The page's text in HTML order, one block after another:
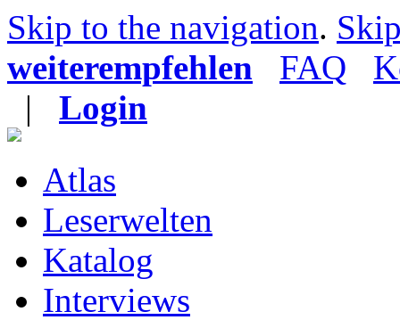
Skip to the navigation.
weiterempfehlen
FAQ
| Login
Atlas
Leserwelten
Katalog
Interviews